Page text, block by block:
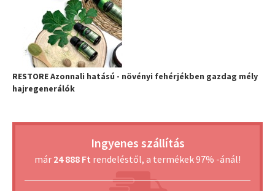
RESTORE Azonnali hatású - növényi fehérjékben gazdag mély
hajregenerálók
Ingyenes szállítás
már 24 888 Ft rendeléstől, a termékek 97% -ánál!